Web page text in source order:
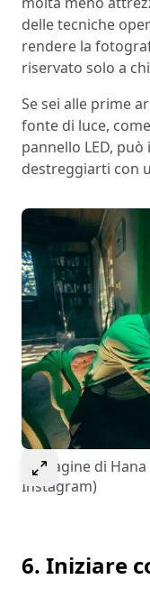
delle tecniche
rendere la
riservato solo a
Se sei alle prime
fonte di luce,
pannello LED,
destreggiarti con
Select to
Immagine di
Instagram)
6. Iniziare